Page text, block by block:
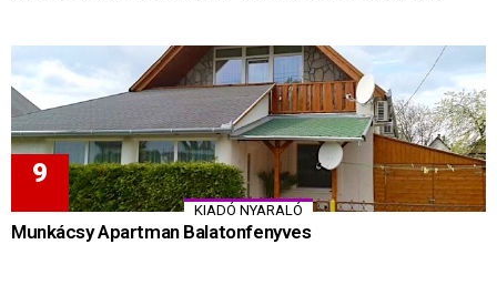
KIADÓ NYARALÓ
Munkácsy Apartman Balatonfenyves